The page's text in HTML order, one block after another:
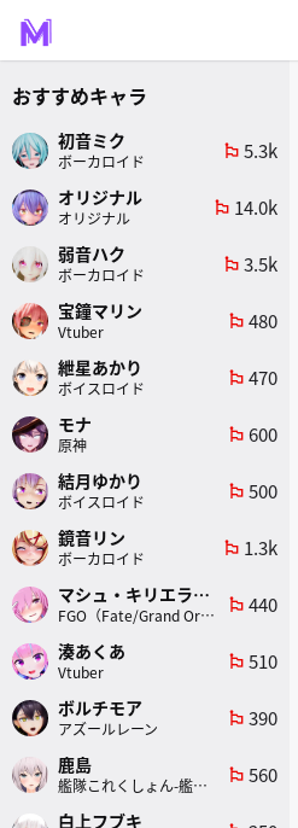
おすすめキャラ
初音ミク
ボーカロイド
emoji_flags 5.3k
オリジナル
オリジナル
emoji_flags 14.0k
弱音ハク
ボーカロイド
emoji_flags 3.5k
宝鐘マリン
Vtuber
emoji_flags 480
紲星あかり
ボイスロイド
emoji_flags 470
モナ
原神
emoji_flags 600
結月ゆかり
ボイスロイド
emoji_flags 500
鏡音リン
ボーカロイド
emoji_flags 1.3k
マシュ・キリエライト
FGO（Fate/Grand Order）
emoji_flags 440
湊あくあ
Vtuber
emoji_flags 510
ボルチモア
アズールレーン
emoji_flags 390
鹿島
艦隊これくしょん-艦これ-
emoji_flags 560
白上フブキ